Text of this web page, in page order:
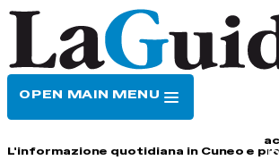
OPEN MAIN MENU
L'informazione quotidiana in Cuneo e